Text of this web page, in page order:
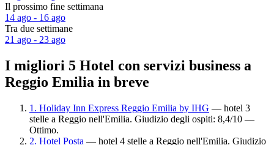
Il prossimo fine settimana
14 ago - 16 ago
Tra due settimane
21 ago - 23 ago
I migliori 5 Hotel con servizi business a
Reggio Emilia in breve
1. Holiday Inn Express Reggio Emilia by IHG — hotel 3
stelle a Reggio nell'Emilia. Giudizio degli ospiti: 8,4/10 —
Ottimo.
2. Hotel Posta — hotel 4 stelle a Reggio nell'Emilia. Giudizio